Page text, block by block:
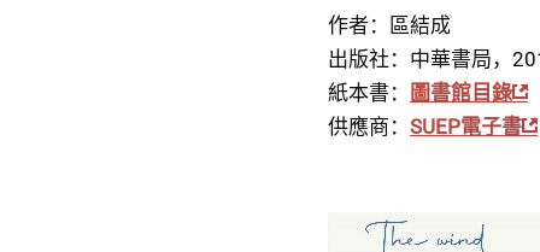
作者：區結成
出版社：中華書局，
紙本書： 圖書館目錄
供應商： SUEP電子書